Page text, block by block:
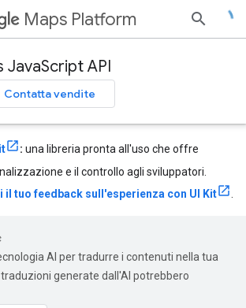
Maps Platform
JavaScript API
Contatta vendite
: una libreria pronta all'uso che offre
e il controllo agli sviluppatori.
il tuo feedback sull'esperienza con UI Kit .
AI per tradurre i contenuti nella tua
generate dall'AI potrebbero